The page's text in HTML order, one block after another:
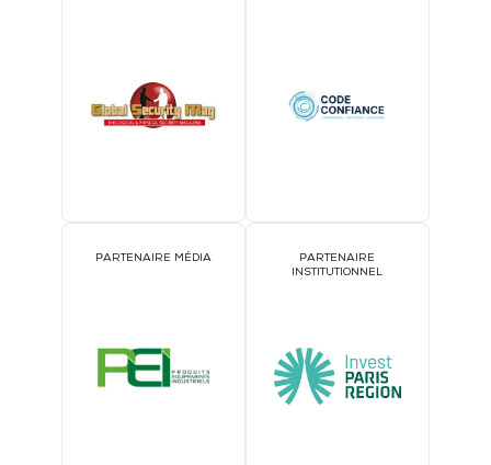
PARTENAIRE MÉDIA
PARTENAIRE
INSTITUTIONNEL